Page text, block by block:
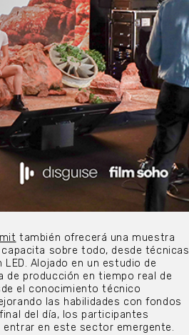
también ofrecerá una muestra
sobre todo, desde técnicas
Alojado en un estudio de
de producción en tiempo real de
el conocimiento técnico
las habilidades con fondos
del día, los participantes
entrar en este sector emergente.